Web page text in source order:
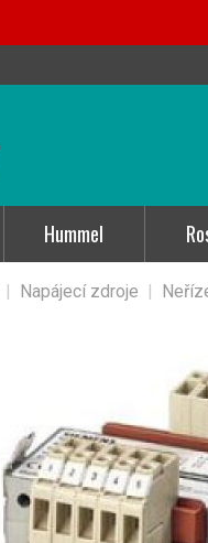
Hummel
| Napájecí zdroje |